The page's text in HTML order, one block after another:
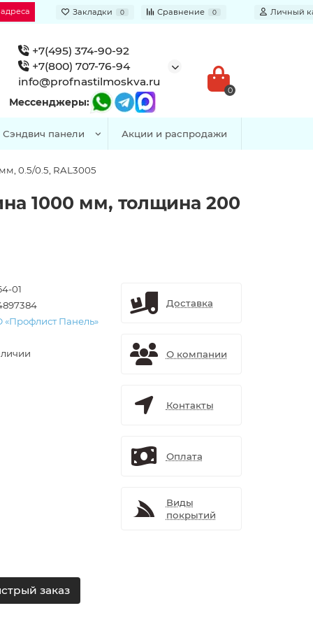
Закладки 0 Сравнение 0 Личный
+7(495) 374-90-92
+7(800) 707-76-94
info@profnastilmoskva.ru
Мессенджеры:
0
Сэндвич панели Акции и распродажи
0.5/0.5, RAL3005
1000 мм, толщина 200
01
Панель»
заказ
Доставка
О компании
Контакты
Оплата
Виды
покрытий